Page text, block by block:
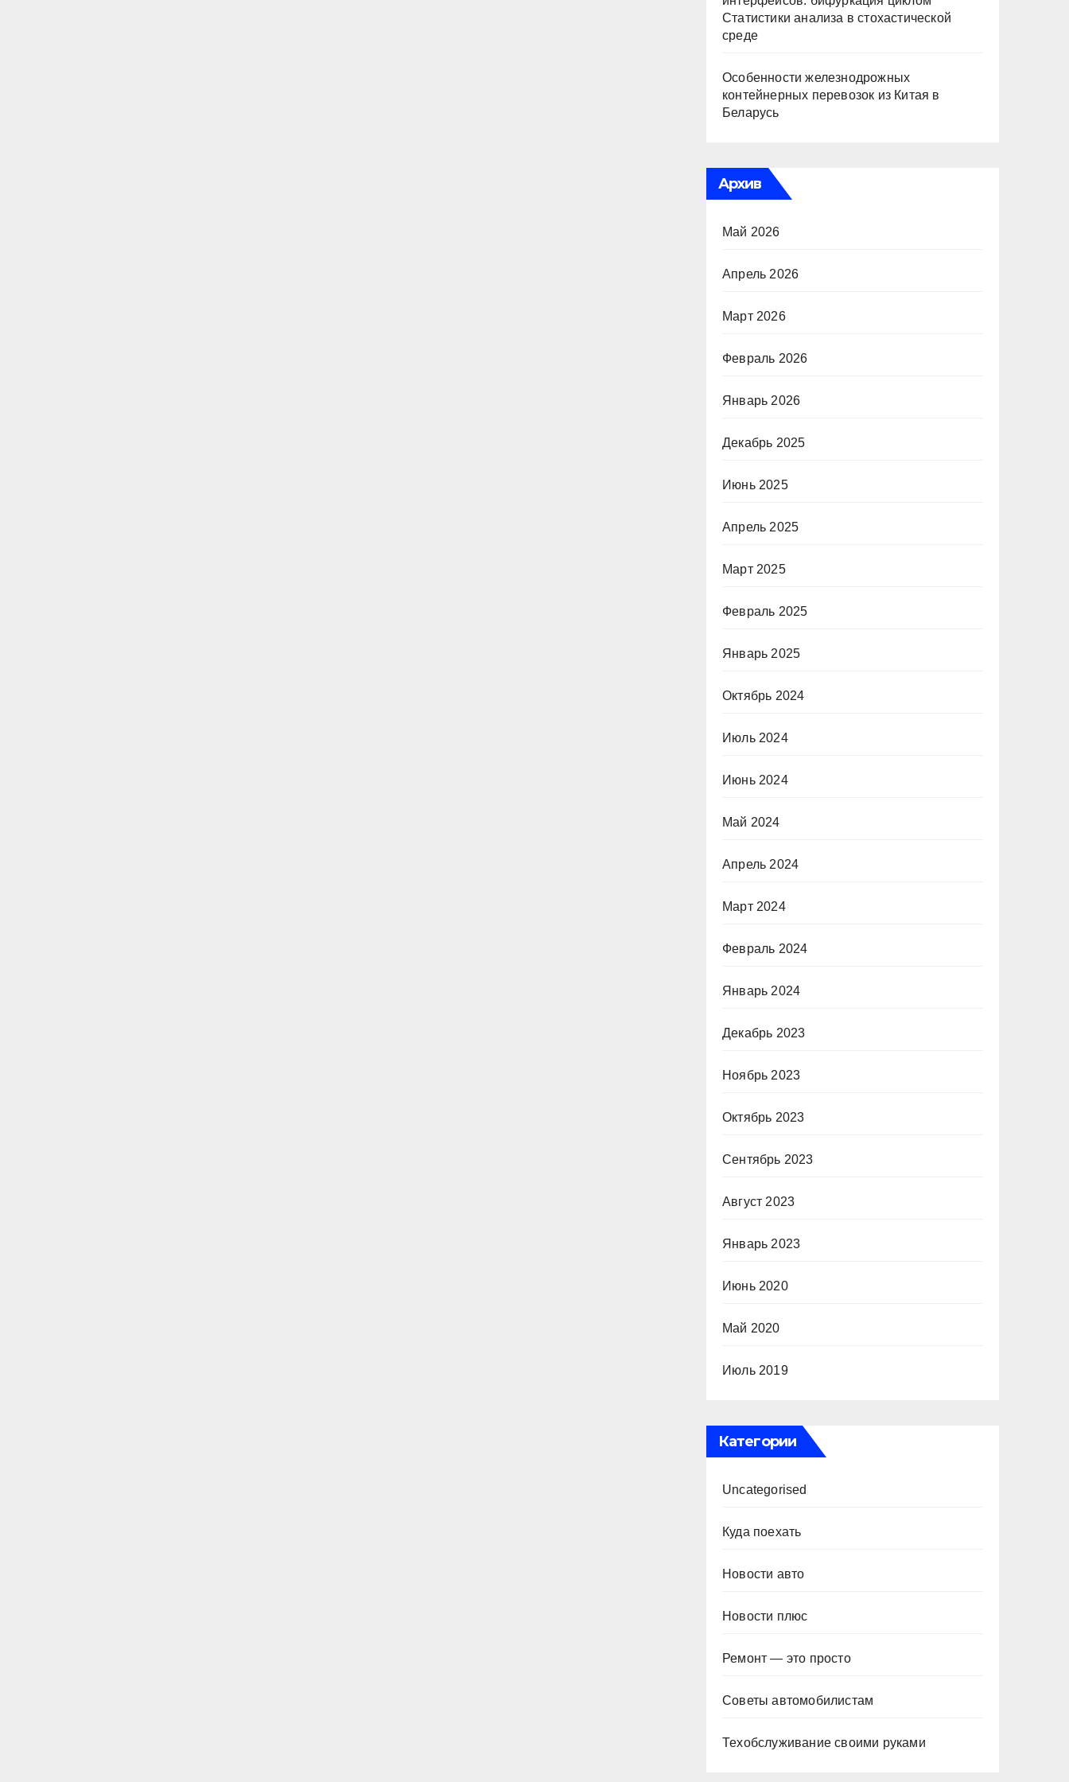
Статистики анализа в стохастической
среде
Особенности железнодрожных
контейнерных перевозок из Китая в
Беларусь
Архив
Май 2026
Апрель 2026
Март 2026
Февраль 2026
Январь 2026
Декабрь 2025
Июнь 2025
Апрель 2025
Март 2025
Февраль 2025
Январь 2025
Октябрь 2024
Июль 2024
Июнь 2024
Май 2024
Апрель 2024
Март 2024
Февраль 2024
Январь 2024
Декабрь 2023
Ноябрь 2023
Октябрь 2023
Сентябрь 2023
Август 2023
Январь 2023
Июнь 2020
Май 2020
Июль 2019
Категории
Uncategorised
Куда поехать
Новости авто
Новости плюс
Ремонт — это просто
Советы автомобилистам
Техобслуживание своими руками